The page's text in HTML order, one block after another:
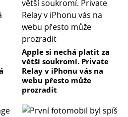
Apple si nechá platit za
větší soukromí. Private
Relay v iPhonu vás na
webu přesto může
prozradit